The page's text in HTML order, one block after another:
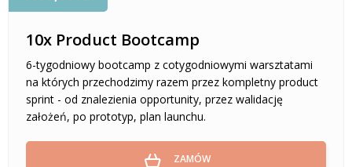
10x Product Bootcamp
6-tygodniowy bootcamp z cotygodniowymi warsztatami
na których przechodzimy razem przez kompletny product
sprint - od znalezienia opportunity, przez walidację
założeń, po prototyp, plan launchu.
ZAMÓW